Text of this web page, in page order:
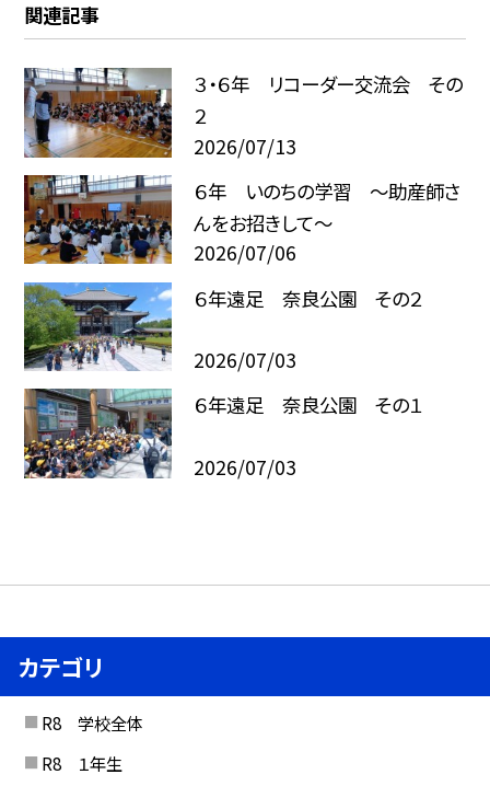
関連記事
３・６年 リコーダー交流会 その
２
2026/07/13
６年 いのちの学習 ～助産師さ
んをお招きして～
2026/07/06
６年遠足 奈良公園 その２
2026/07/03
６年遠足 奈良公園 その１
2026/07/03
カテゴリ
R8 学校全体
R8 １年生